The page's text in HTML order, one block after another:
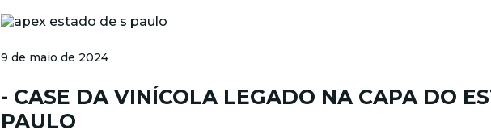
9 de maio de 2024
- CASE DA VINÍCOLA LEGADO NA CAPA DO
PAULO